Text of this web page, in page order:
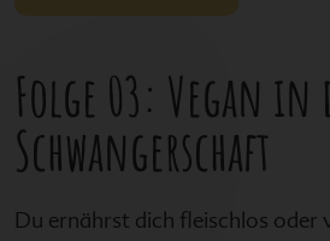
Folge 03: Vegan in
Schwangerschaft
Du ernährst dich fleischlos oder